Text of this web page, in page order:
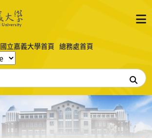
國立嘉義大學首頁 總務處首頁
搜尋